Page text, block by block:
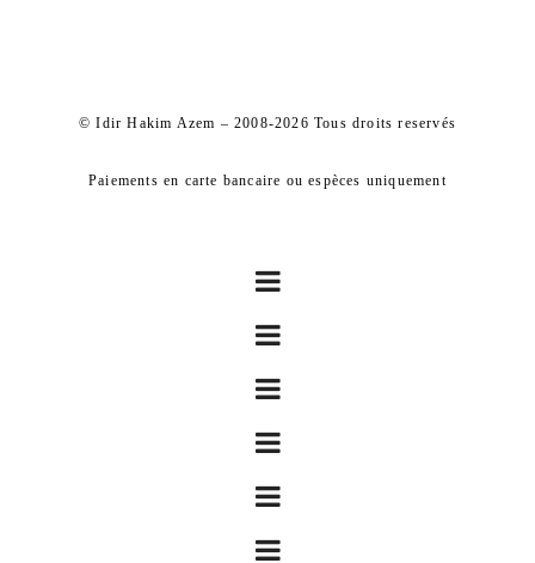
© Idir Hakim Azem – 2008-2026 Tous droits reservés
Paiements en carte bancaire ou espèces uniquement